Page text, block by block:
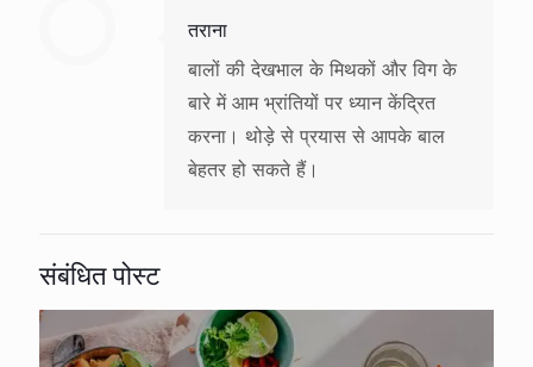
तराना
बालों की देखभाल के मिथकों और विग के
बारे में आम भ्रांतियों पर ध्यान केंद्रित
करना। थोड़े से प्रयास से आपके बाल
बेहतर हो सकते हैं।
संबंधित पोस्ट